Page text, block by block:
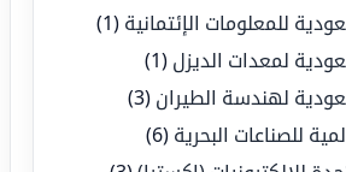
للمعلومات الإئتمانية (1)
لمعدات الديزل (1)
لهندسة الطيران (3)
للصناعات البحرية (6)